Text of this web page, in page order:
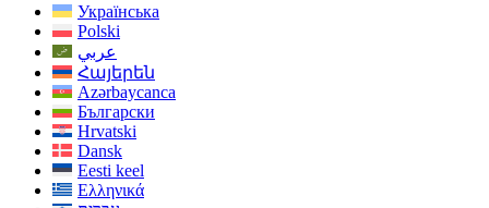
Українська
Polski
عربي
Հայերեն
Azərbaycanca
Български
Hrvatski
Dansk
Eesti keel
Ελληνικά